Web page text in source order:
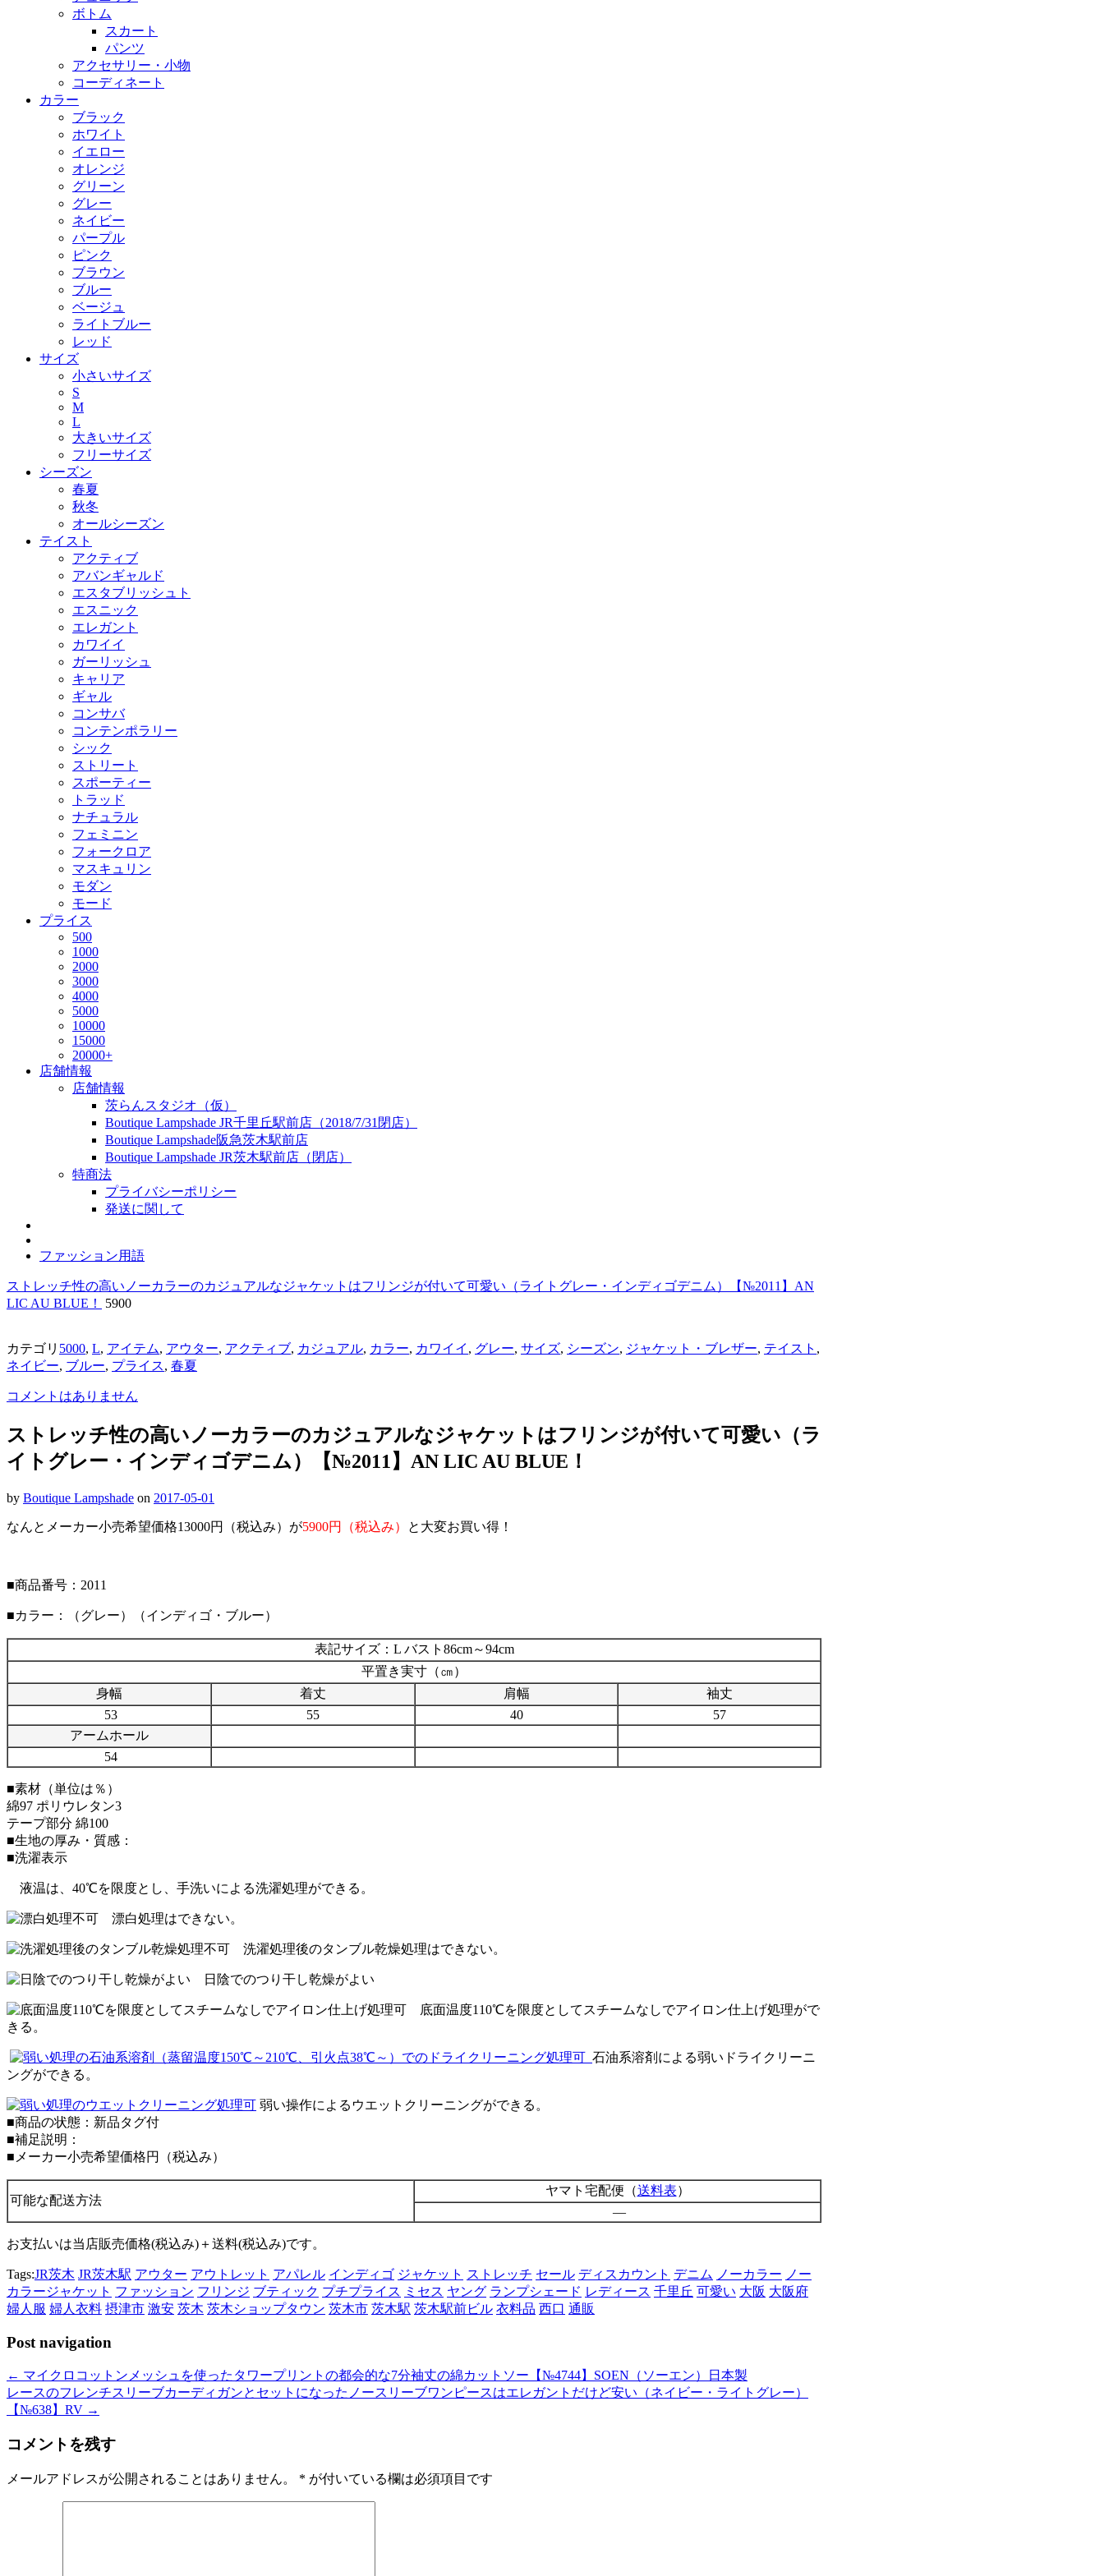
ボトム
スカート
パンツ
アクセサリー・小物
コーディネート
カラー
ブラック
ホワイト
イエロー
オレンジ
グリーン
グレー
ネイビー
パープル
ピンク
ブラウン
ブルー
ベージュ
ライトブルー
レッド
サイズ
小さいサイズ
S
M
L
大きいサイズ
フリーサイズ
シーズン
春夏
秋冬
オールシーズン
テイスト
アクティブ
アバンギャルド
エスタブリッシュト
エスニック
エレガント
カワイイ
ガーリッシュ
キャリア
ギャル
コンサバ
コンテンポラリー
シック
ストリート
スポーティー
トラッド
ナチュラル
フェミニン
フォークロア
マスキュリン
モダン
モード
プライス
500
1000
2000
3000
4000
5000
10000
15000
20000+
店舗情報
店舗情報
茨らんスタジオ（仮）
Boutique Lampshade JR千里丘駅前店（2018/7/31閉店）
Boutique Lampshade阪急茨木駅前店
Boutique Lampshade JR茨木駅前店（閉店）
特商法
プライバシーポリシー
発送に関して
ファッション用語
ストレッチ性の高いノーカラーのカジュアルなジャケットはフリンジが付いて可愛い（ライトグレー・インディゴデニム）【№2011】AN
LIC AU BLUE！
5900
カテゴリ 5000, L, アイテム, アウター, アクティブ, カジュアル, カラー, カワイイ , グレー, サイズ, シーズン, ジャケット・ブレザー, テイスト ,
ネイビー, ブルー, プライス, 春夏
コメントはありません
ストレッチ性の高いノーカラーのカジュアルなジャケットはフリンジが付いて可愛い（ラ
イトグレー・インディゴデニム）【№2011】AN LIC AU BLUE！
by Boutique Lampshade on 2017-05-01
なんとメーカー小売希望価格13000円（税込み）が5900円（税込み） と大変お買い得！
■商品番号：2011
■カラー：（グレー）（インディゴ・ブルー）
表記サイズ：L バスト86cm～94cm
平置き実寸（㎝）
身幅
着丈 肩幅
袖丈
53
55 40
57
アームホール
54
■素材（単位は％）
綿97 ポリウレタン3
テープ部分 綿100
■生地の厚み・質感：
■洗濯表示
液温は、40℃を限度とし、手洗いによる洗濯処理ができる。
漂白処理はできない。
洗濯処理後のタンブル乾燥処理はできない。
日陰でのつり干し乾燥がよい
底面温度110℃を限度としてスチームなしでアイロン仕上げ処理がで
きる。
石油系溶剤による弱いドライクリーニ
ングができる。
弱い操作によるウエットクリーニングができる。
■商品の状態：新品タグ付
■補足説明：
■メーカー小売希望価格円（税込み）
可能な配送方法
ヤマト宅配便（送料表）
—
お支払いは当店販売価格(税込み)＋送料(税込み)です。
Tags:JR茨木 JR茨木駅 アウター アウトレット アパレル インディゴ ジャケット ストレッチ セール ディスカウント デニム ノーカラー ノー
カラージャケット ファッション フリンジ ブティック プチプライス ミセス ヤング ランプシェード レディース 千里丘 可愛い 大阪 大阪府
婦人服 婦人衣料 摂津市 激安 茨木 茨木ショップタウン 茨木市 茨木駅 茨木駅前ビル 衣料品 西口 通販
Post navigation
← マイクロコットンメッシュを使ったタワープリントの都会的な7分袖丈の綿カットソー【№4744】SOEN（ソーエン）日本製
レースのフレンチスリーブカーディガンとセットになったノースリーブワンピースはエレガントだけど安い（ネイビー・ライトグレー）
【№638】RV →
コメントを残す
メールアドレスが公開されることはありません。 * が付いている欄は必須項目です